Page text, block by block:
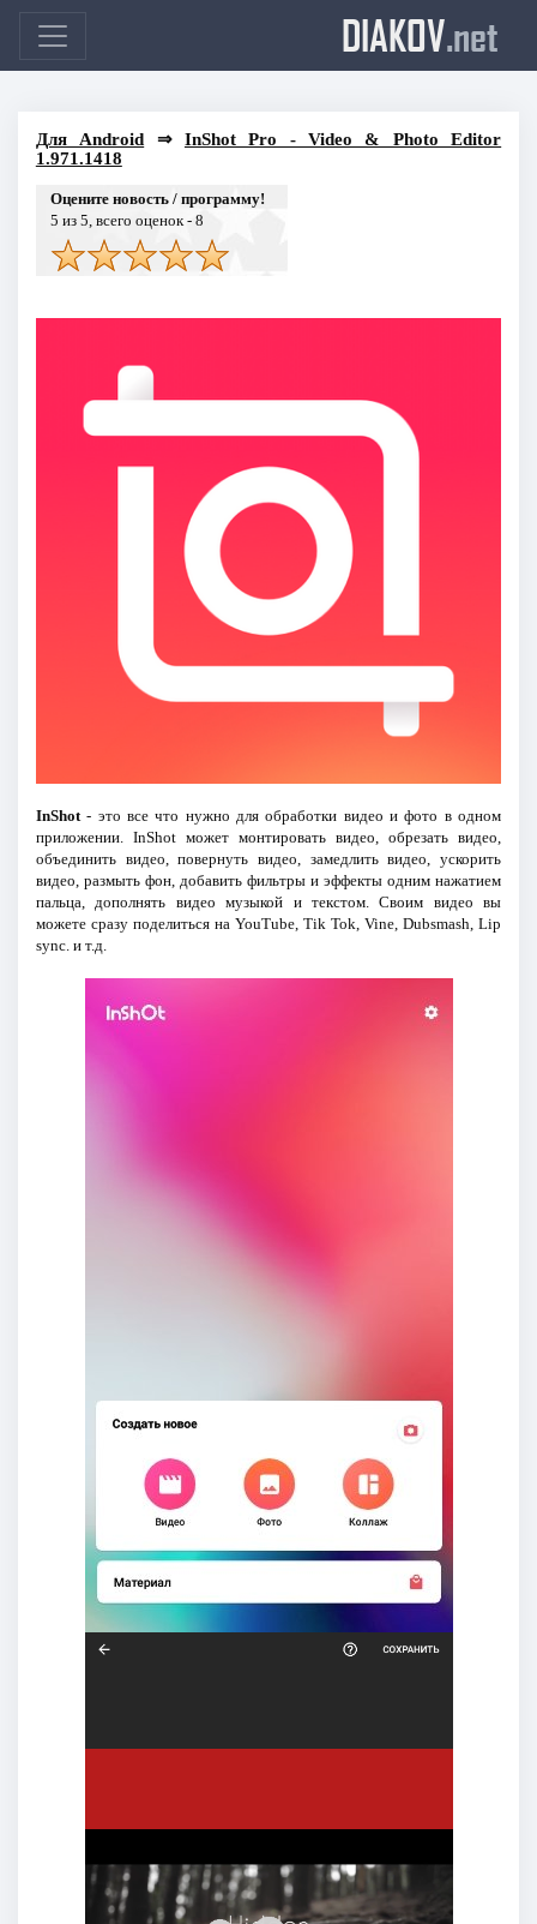
DIAKOV.net
Для Android ⇒ InShot Pro - Video & Photo Editor
1.971.1418
Оцените новость / программу!
5 из 5, всего оценок - 8
InShot- это все что нужно для обработки видео и фото в одном
приложении. InShot может монтировать видео, обрезать видео,
объединить видео, повернуть видео, замедлить видео, ускорить
видео, размыть фон, добавить фильтры и эффекты одним нажатием
пальца, дополнять видео музыкой и текстом. Своим видео вы
можете сразу поделиться на YouTube, Tik Tok, Vine, Dubsmash, Lip
sync. и т.д.